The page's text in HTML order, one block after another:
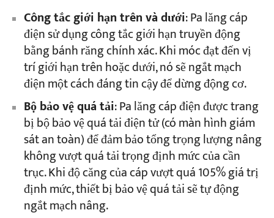
Công tắc giới hạn trên và dưới: Pa lăng cáp
điện sử dụng công tắc giới hạn truyền động
bằng bánh răng chính xác. Khi móc đạt đến vị
trí giới hạn trên hoặc dưới, nó sẽ ngắt mạch
điện một cách đáng tin cậy để dừng động cơ.
Bộ bảo vệ quá tải: Pa lăng cáp điện được trang
bị bộ bảo vệ quá tải điện tử (có màn hình giám
sát an toàn) để đảm bảo tổng trọng lượng nâng
không vượt quá tải trọng định mức của cần
trục. Khi độ căng của cáp vượt quá 105% giá trị
định mức, thiết bị bảo vệ quá tải sẽ tự động
ngắt mạch nâng.